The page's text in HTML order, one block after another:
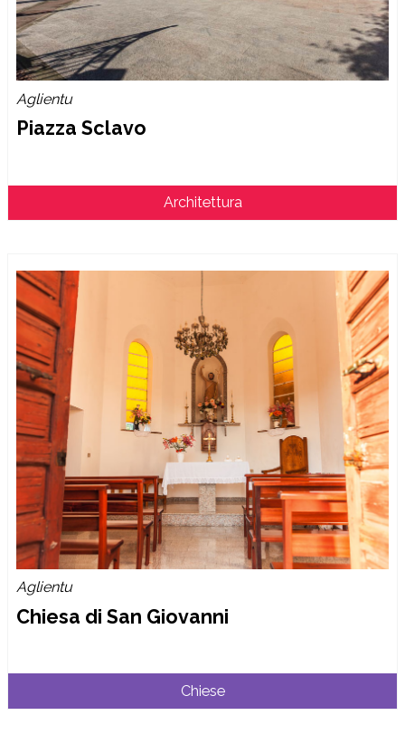
Aglientu
Piazza Sclavo
Architettura
Aglientu
Chiesa di San Giovanni
Chiese